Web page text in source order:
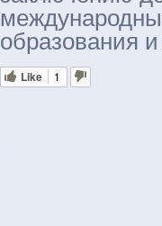
образования
Like 1